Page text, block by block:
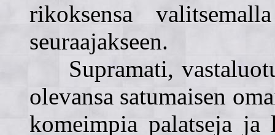
rikoksensa
seuraajakseen.
Supramati,
olevansa satumaisen
komeimpia palatseja ja